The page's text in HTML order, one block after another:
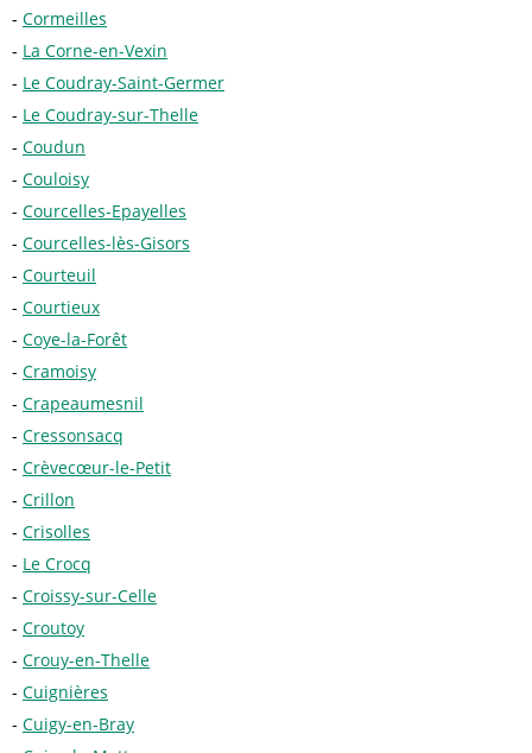
Cormeilles
La Corne-en-Vexin
Le Coudray-Saint-Germer
Le Coudray-sur-Thelle
Coudun
Couloisy
Courcelles-Epayelles
Courcelles-lès-Gisors
Courteuil
Courtieux
Coye-la-Forêt
Cramoisy
Crapeaumesnil
Cressonsacq
Crèvecœur-le-Petit
Crillon
Crisolles
Le Crocq
Croissy-sur-Celle
Croutoy
Crouy-en-Thelle
Cuignières
Cuigy-en-Bray